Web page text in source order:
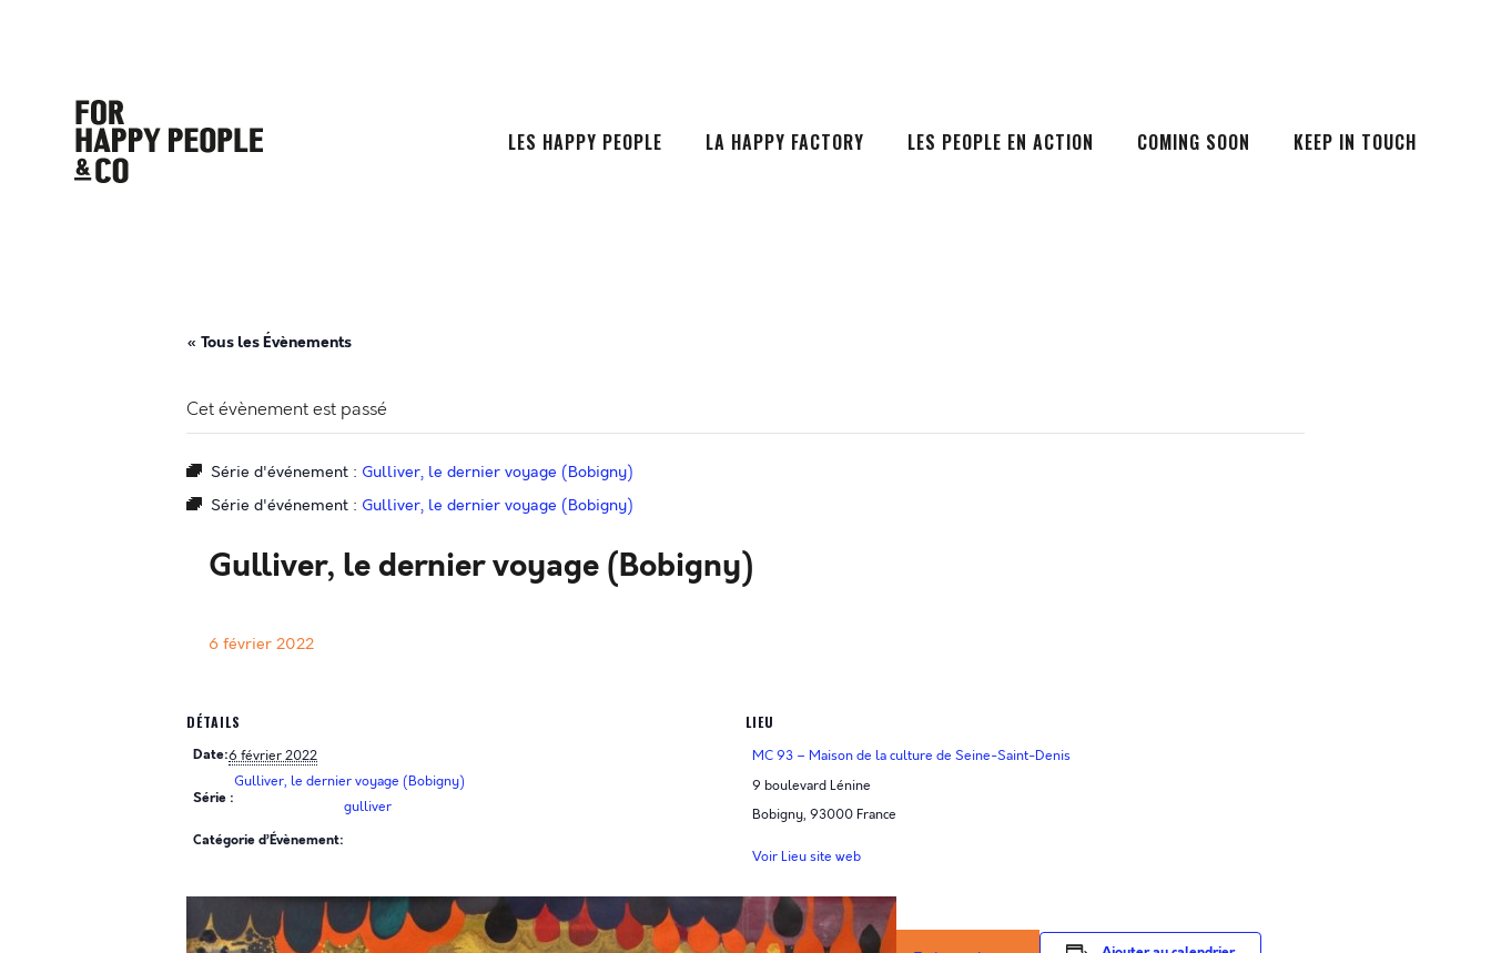
LES HAPPY PEOPLE LA HAPPY FACTORY LES PEOPLE EN ACTION COMING SOON KEEP IN TOUCH
« Tous les Évènements
Cet évènement est passé
Série d'événement : Gulliver, le dernier voyage (Bobigny)
Série d'événement : Gulliver, le dernier voyage (Bobigny)
Gulliver, le dernier voyage (Bobigny)
6 février 2022
DÉTAILS
Date:6 février 2022
Série :
Gulliver, le dernier voyage (Bobigny)
Catégorie d’Évènement:
gulliver
LIEU
MC 93 – Maison de la culture de Seine-Saint-Denis
9 boulevard Lénine
Bobigny, 93000 France
Voir Lieu site web